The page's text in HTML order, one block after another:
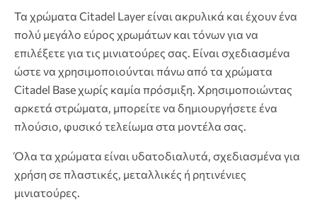
Τα χρώματα Citadel Layer είναι ακρυλικά και έχουν ένα
πολύ μεγάλο εύρος χρωμάτων και τόνων για να
επιλέξετε για τις μινιατούρες σας. Είναι σχεδιασμένα
ώστε να χρησιμοποιούνται πάνω από τα χρώματα
Citadel Base χωρίς καμία πρόσμιξη. Χρησιμοποιώντας
αρκετά στρώματα, μπορείτε να δημιουργήσετε ένα
πλούσιο, φυσικό τελείωμα στα μοντέλα σας.
Όλα τα χρώματα είναι υδατοδιαλυτά, σχεδιασμένα για
χρήση σε πλαστικές, μεταλλικές ή ρητινένιες
μινιατούρες.